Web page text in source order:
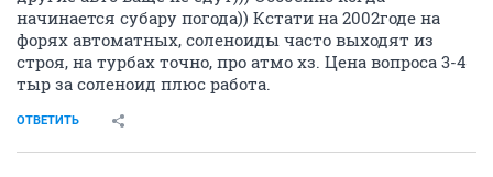
начинается субару погода)) Кстати на 2002годе на
форях автоматных, соленоиды часто выходят из
строя, на турбах точно, про атмо хз. Цена вопроса 3-4
тыр за соленоид плюс работа.
ОТВЕТИТЬ